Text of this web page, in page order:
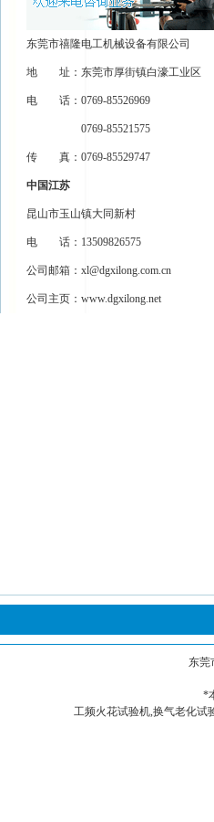
东莞市禧隆电工机械设备有限公司
地 址：东莞市厚街镇白濠工业区
电 话：0769-85526969
0769-85521575
传 真：0769-85529747
中国江苏
昆山市玉山镇大同新村
电 话：13509826575
公司邮箱： xl@dgxilong.com.cn
公司主页： www.dgxilong.net
东莞
*
工频火花试验机,换气老化试